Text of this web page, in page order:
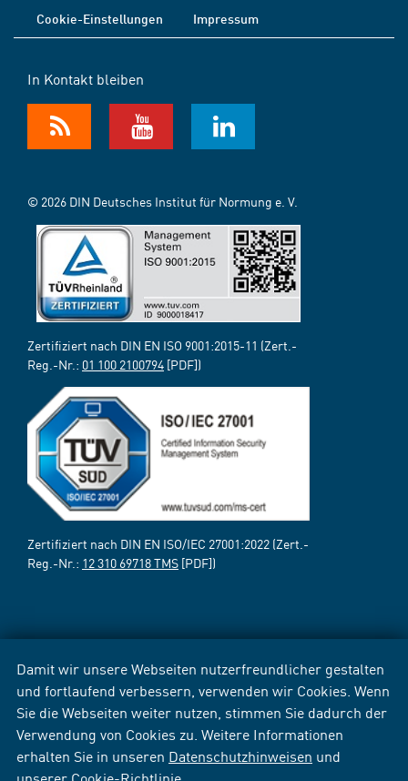
Damit wir unsere Webseiten nutzerfreundlicher gestalten
und fortlaufend verbessern, verwenden wir Cookies. Wenn
Sie die Webseiten weiter nutzen, stimmen Sie dadurch der
Verwendung von Cookies zu. Weitere Informationen
erhalten Sie in unseren Datenschutzhinweisen und
Cookie-Einstellungen
Impressum
In Kontakt bleiben
© 2026 DIN Deutsches Institut für Normung e. V.
Zertifiziert nach DIN EN ISO 9001:2015-11 (Zert.-
Reg.-Nr.: 01 100 2100794 [PDF])
Zertifiziert nach DIN EN ISO/IEC 27001:2022 (Zert.-
Reg.-Nr.: 12 310 69718 TMS [PDF])